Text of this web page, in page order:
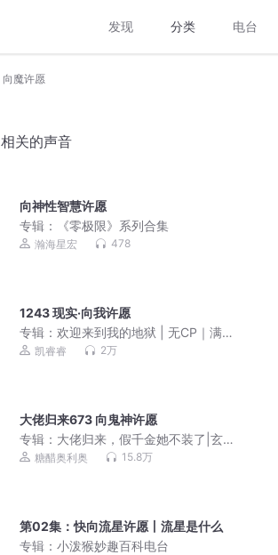
发现 分类 电台
向魔许愿
相关的声音
向神性智慧许愿
专辑：
《零极限》系列合集
瀚海星宏 478
1243 现实·向我许愿
专辑： 欢迎来到我的地狱 | 无CP｜满级
大佬｜女强
凯睿睿 2万
大佬归来673 向鬼神许愿
专辑： 大佬归来，假千金她不装了|玄学
灵异爆笑风水悬疑|关栩栩/姜栩栩&褚北
糖醋奥利奥 15.8万
第02集：快向流星许愿丨流星是什么
专辑： 小泼猴妙趣百科电台